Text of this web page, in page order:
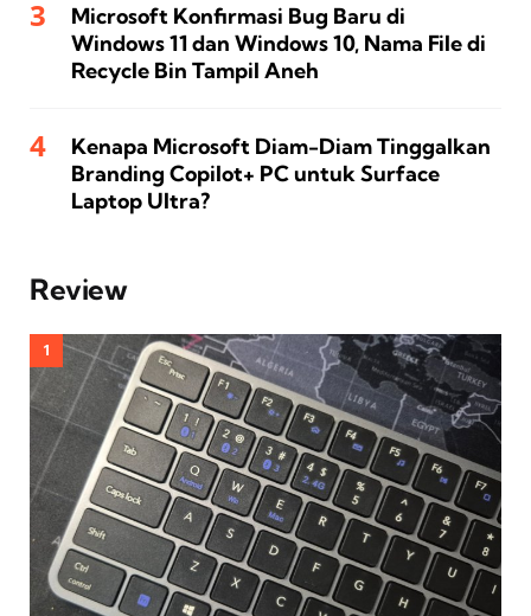
Microsoft Konfirmasi Bug Baru di
Windows 11 dan Windows 10, Nama File di
Recycle Bin Tampil Aneh
Kenapa Microsoft Diam-Diam Tinggalkan
Branding Copilot+ PC untuk Surface
Laptop Ultra?
Review